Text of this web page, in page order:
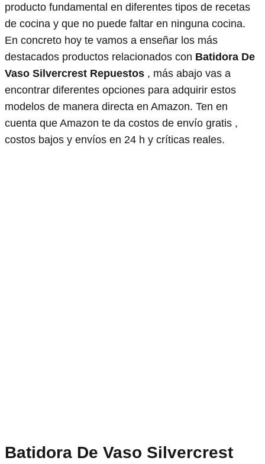
producto fundamental en diferentes tipos de recetas
de cocina y que no puede faltar en ninguna cocina.
En concreto hoy te vamos a enseñar los más
destacados productos relacionados con Batidora De
Vaso Silvercrest Repuestos , más abajo vas a
encontrar diferentes opciones para adquirir estos
modelos de manera directa en Amazon. Ten en
cuenta que Amazon te da costos de envío gratis ,
costos bajos y envíos en 24 h y críticas reales.
Batidora De Vaso Silvercrest